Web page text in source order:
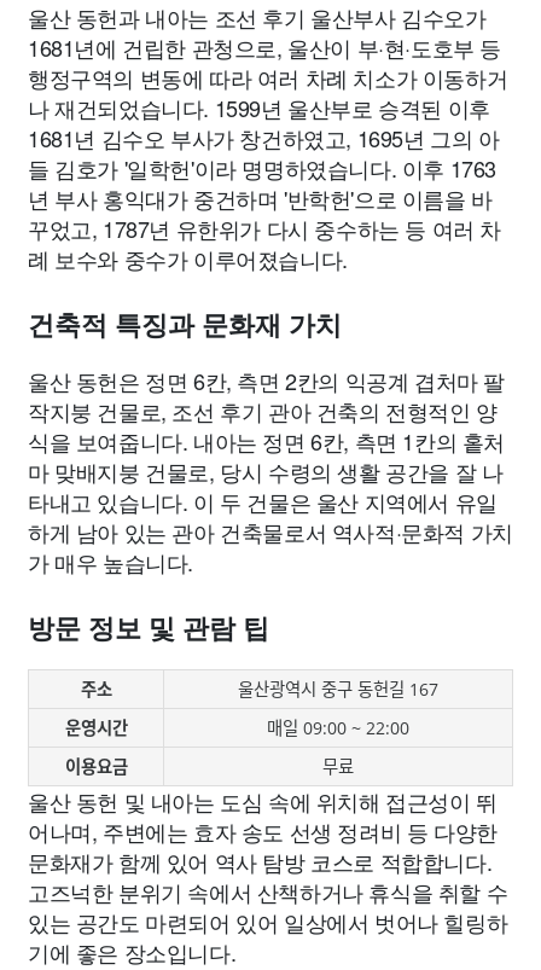
울산 동헌과 내아는 조선 후기 울산부사 김수오가
1681년에 건립한 관청으로, 울산이 부·현·도호부 등
행정구역의 변동에 따라 여러 차례 치소가 이동하거
나 재건되었습니다. 1599년 울산부로 승격된 이후
1681년 김수오 부사가 창건하였고, 1695년 그의 아
들 김호가 '일학헌'이라 명명하였습니다. 이후 1763
년 부사 홍익대가 중건하며 '반학헌'으로 이름을 바
꾸었고, 1787년 유한위가 다시 중수하는 등 여러 차
례 보수와 중수가 이루어졌습니다.
건축적 특징과 문화재 가치
울산 동헌은 정면 6칸, 측면 2칸의 익공계 겹처마 팔
작지붕 건물로, 조선 후기 관아 건축의 전형적인 양
식을 보여줍니다. 내아는 정면 6칸, 측면 1칸의 홑처
마 맞배지붕 건물로, 당시 수령의 생활 공간을 잘 나
타내고 있습니다. 이 두 건물은 울산 지역에서 유일
하게 남아 있는 관아 건축물로서 역사적·문화적 가치
가 매우 높습니다.
방문 정보 및 관람 팁
주소
울산광역시 중구 동헌길 167
운영시간
매일 09:00 ~ 22:00
이용요금
무료
울산 동헌 및 내아는 도심 속에 위치해 접근성이 뛰
어나며, 주변에는 효자 송도 선생 정려비 등 다양한
문화재가 함께 있어 역사 탐방 코스로 적합합니다.
고즈넉한 분위기 속에서 산책하거나 휴식을 취할 수
있는 공간도 마련되어 있어 일상에서 벗어나 힐링하
기에 좋은 장소입니다.